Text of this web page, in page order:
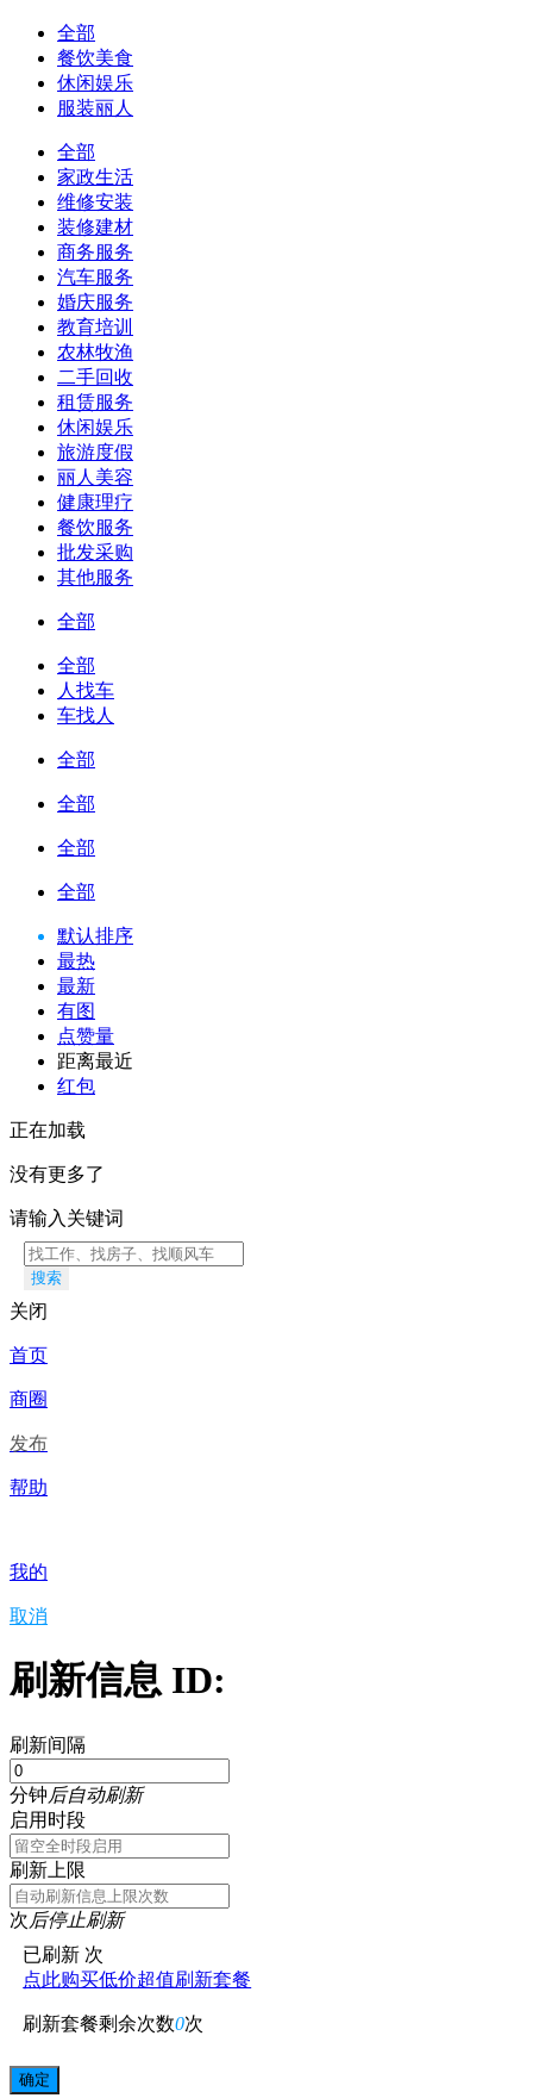
全部
餐饮美食
休闲娱乐
服装丽人
全部
家政生活
维修安装
装修建材
商务服务
汽车服务
婚庆服务
教育培训
农林牧渔
二手回收
租赁服务
休闲娱乐
旅游度假
丽人美容
健康理疗
餐饮服务
批发采购
其他服务
全部
全部
人找车
车找人
全部
全部
全部
全部
默认排序
最热
最新
有图
点赞量
距离最近
红包
正在加载
没有更多了
请输入关键词
搜索
关闭
首页
商圈
发布
帮助
我的
取消
刷新信息 ID:
刷新间隔
分钟后自动刷新
启用时段
刷新上限
次后停止刷新
已刷新 次
点此购买低价超值刷新套餐
刷新套餐剩余次数0次